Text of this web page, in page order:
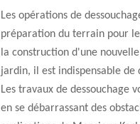
Les opérations de
préparation du terrain pour
la construction d'une
jardin, il est indispensable de
Les travaux de dessouchage
en se débarrassant des